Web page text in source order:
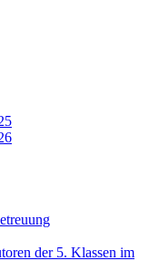
der 5. Klassen im